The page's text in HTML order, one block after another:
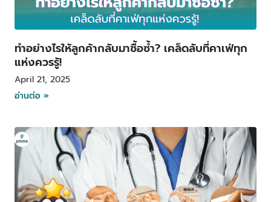
ทำอย่างไรให้ลูกค้ากลับมาซื้อซ้ำ? เคล็ดลับที่คาเฟ่ทุก
แห่งควรรู้!
April 21, 2025
อ่านต่อ »